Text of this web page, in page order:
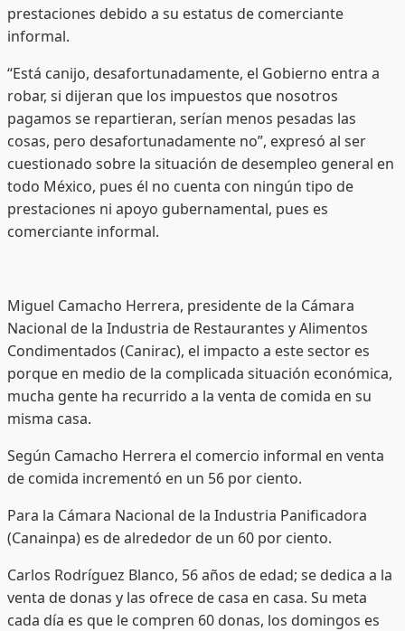
prestaciones debido a su estatus de comerciante
informal.
“Está canijo, desafortunadamente, el Gobierno entra a
robar, si dijeran que los impuestos que nosotros
pagamos se repartieran, serían menos pesadas las
cosas, pero desafortunadamente no”, expresó al ser
cuestionado sobre la situación de desempleo general en
todo México, pues él no cuenta con ningún tipo de
prestaciones ni apoyo gubernamental, pues es
comerciante informal.
Miguel Camacho Herrera, presidente de la Cámara
Nacional de la Industria de Restaurantes y Alimentos
Condimentados (Canirac), el impacto a este sector es
porque en medio de la complicada situación económica,
mucha gente ha recurrido a la venta de comida en su
misma casa.
Según Camacho Herrera el comercio informal en venta
de comida incrementó en un 56 por ciento.
Para la Cámara Nacional de la Industria Panificadora
(Canainpa) es de alrededor de un 60 por ciento.
Carlos Rodríguez Blanco, 56 años de edad; se dedica a la
venta de donas y las ofrece de casa en casa. Su meta
cada día es que le compren 60 donas, los domingos es